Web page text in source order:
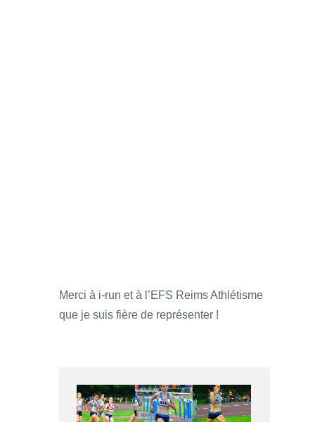
Merci à i-run et à l’EFS Reims Athlétisme
que je suis fière de représenter !